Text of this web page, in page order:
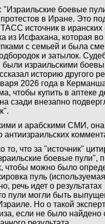
"Израильские боевые
в Иране. Это
источник в
из Исфахана, которая
с семьей и была
и затылок.
были израильскими
историю другого
2026 года в
чтобы купить в аптеке
сзади внезапно
и арабскими СМИ,
что за "источник"
боевые пули",
чтобы можно было
пуль
речь идет о результатах
пули могли быть
Но о такой
если не было